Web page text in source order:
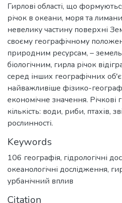
Гирлові області, що
річок в океани, моря та
невелику частину поверхні
своєму географічному
природним ресурсам, –
біологічним, гирла річок
серед інших географічних
найважливіше фізико-
економічне значення.
кількість: води, риби, птахів,
рослинності.
Keywords
106 географія, гідрологічні
океанологічні дослідження,
урбанічний вплив
Citation